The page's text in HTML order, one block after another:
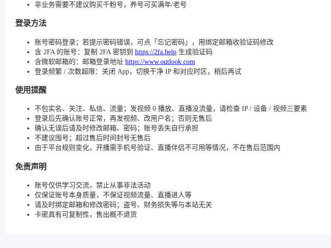
非业务需要不建议购买千粉号，养号可买满年/老号
登录方法
账号密码登录；若提示密码错误，可点「忘记密码」，用绑定邮箱收验证码修改
含 2FA 的账号：复制 2FA 密钥到 https://2fa.help 生成验证码
含微软邮箱的：邮箱登录地址 https://www.outlook.com
登录频繁 / 次数超限：关闭 App，切换干净 IP 和对应时区，稍后再试
使用提醒
不包实名、关注、私信、流量；发视频 0 播放、直播没流量，请检查 IP / 设备 / 视频三要素
登录后先确认账号正常，再发视频、改用户名；否则无售后
确认无误后请及时修改邮箱、密码；账号丢失自行承担
不建议囤号；超过售后时间封号无售后
由于平台规则变化，开播需手机号验证、直播伴侣不可用等情况，不在售后范围内
免责声明
账号仅供学习交流，禁止从事非法活动
仅保证账号本身质量，不保证视频流量、直播进人等
请及时绑定邮箱和修改密码；盗号、财务损失等与本站无关
卡密具有可复制性，售出概不退货